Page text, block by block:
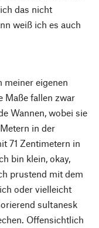
das nicht
weiß ich es auch
meiner eigenen
Maße fallen zwar
Wannen, wobei sie
in der
71 Zentimetern in
bin klein, okay,
prustend mit dem
oder vielleicht
sultanesk
Offensichtlich